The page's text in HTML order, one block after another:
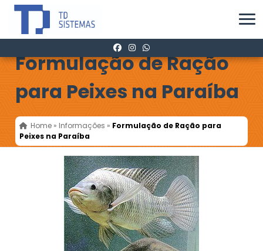
Formulação de Ração
para Peixes na Paraíba
Home » Informações » Formulação de Ração para
Peixes na Paraíba